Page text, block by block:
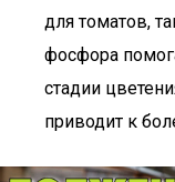
для томатов,
фосфора
стадии
приводит к